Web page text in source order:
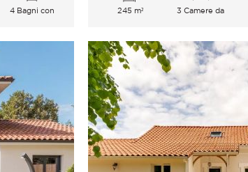
4 Bagni con
245 m²
3 Camere da